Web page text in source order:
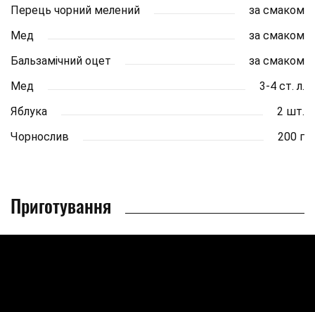
Перець чорний мелений
за смаком
Мед
за смаком
Бальзамічний оцет
за смаком
Мед
3-4 ст. л.
Яблука
2 шт.
Чорнослив
200 г
Приготування